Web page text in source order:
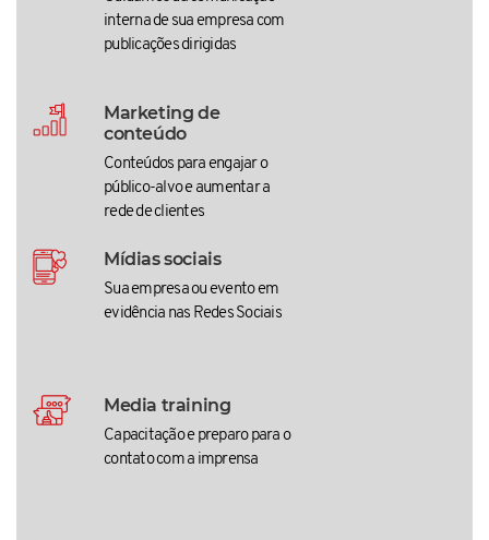
interna de sua empresa com
publicações dirigidas
Marketing de
conteúdo
Conteúdos para engajar o
público-alvo e aumentar a
rede de clientes
Mídias sociais
Sua empresa ou evento em
evidência nas Redes Sociais
Media training
Capacitação e preparo para o
contato com a imprensa